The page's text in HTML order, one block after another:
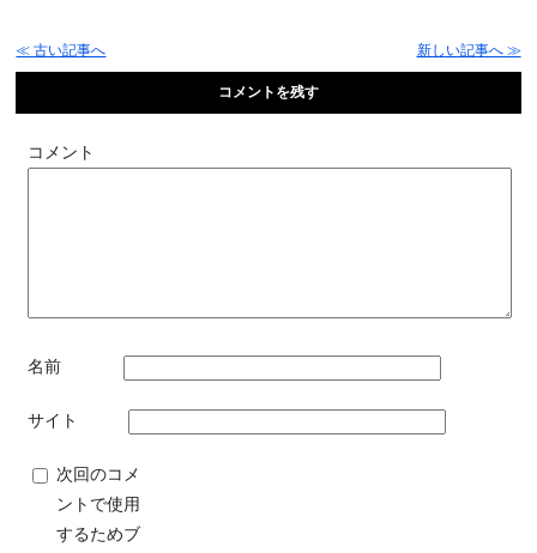
≪ 古い記事へ 新しい記事へ ≫
コメントを残す
コメント
名前
サイト
次回のコメ
ントで使用
するためブ